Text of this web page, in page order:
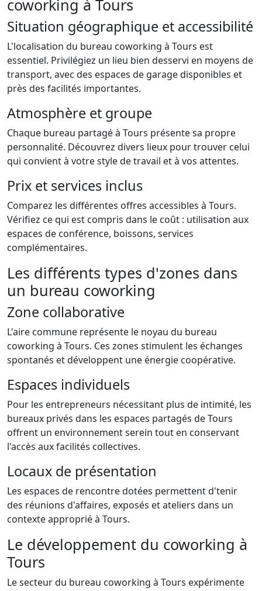
coworking à Tours
Situation géographique et accessibilité
L'localisation du bureau coworking à Tours est
essentiel. Privilégiez un lieu bien desservi en moyens de
transport, avec des espaces de garage disponibles et
près des facilités importantes.
Atmosphère et groupe
Chaque bureau partagé à Tours présente sa propre
personnalité. Découvrez divers lieux pour trouver celui
qui convient à votre style de travail et à vos attentes.
Prix et services inclus
Comparez les différentes offres accessibles à Tours.
Vérifiez ce qui est compris dans le coût : utilisation aux
espaces de conférence, boissons, services
complémentaires.
Les différents types d'zones dans
un bureau coworking
Zone collaborative
L'aire commune représente le noyau du bureau
coworking à Tours. Ces zones stimulent les échanges
spontanés et développent une énergie coopérative.
Espaces individuels
Pour les entrepreneurs nécessitant plus de intimité, les
bureaux privés dans les espaces partagés de Tours
offrent un environnement serein tout en conservant
l'accès aux facilités collectives.
Locaux de présentation
Les espaces de rencontre dotées permettent d'tenir
des réunions d'affaires, exposés et ateliers dans un
contexte approprié à Tours.
Le développement du coworking à
Tours
Le secteur du bureau coworking à Tours expérimente